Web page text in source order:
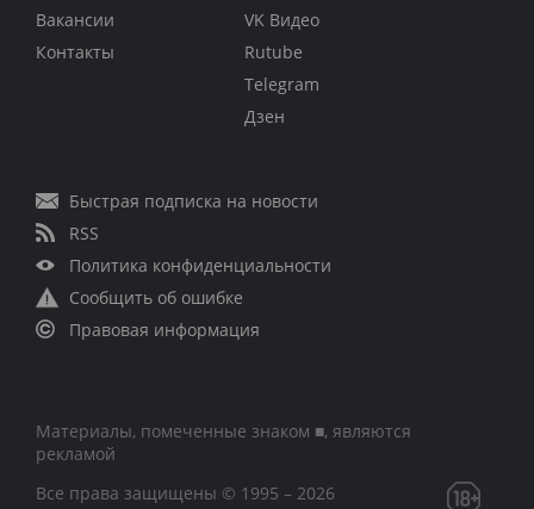
Вакансии
Контакты
VK Видео
Rutube
Telegram
Дзен
Быстрая подписка на новости
RSS
Политика конфиденциальности
Сообщить об ошибке
Правовая информация
Материалы, помеченные знаком ■, являются
рекламой
Все права защищены © 1995 – 2026